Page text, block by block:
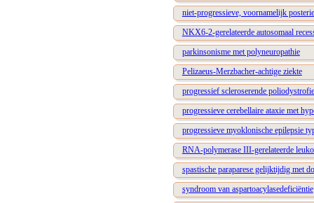
niet-progressieve, voornamelijk
NKX6-2-gerelateerde autosomaal
parkinsonisme met polyneuropathie
Pelizaeus-Merzbacher-achtige ziekte
progressief scleroserende poliodystrofie
progressieve cerebellaire ataxie met
progressieve myoklonische epilepsie
RNA-polymerase III-gerelateerde
spastische paraparese gelijktijdig met
syndroom van aspartoacylasedeficiëntie